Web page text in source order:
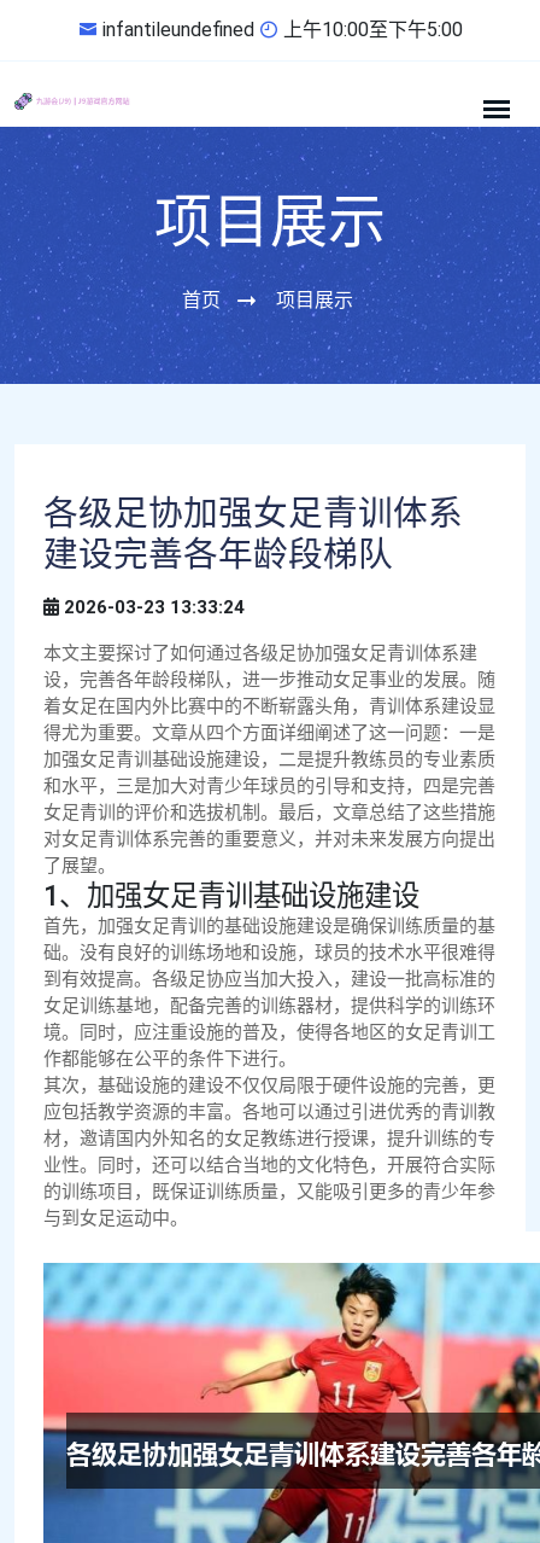
infantileundefined 上午10:00至下午5:00
项目展示
首页 项目展示
各级足协加强女足青训体系
建设完善各年龄段梯队
2026-03-23 13:33:24
本文主要探讨了如何通过各级足协加强女足青训体系建
设，完善各年龄段梯队，进一步推动女足事业的发展。随
着女足在国内外比赛中的不断崭露头角，青训体系建设显
得尤为重要。文章从四个方面详细阐述了这一问题：一是
加强女足青训基础设施建设，二是提升教练员的专业素质
和水平，三是加大对青少年球员的引导和支持，四是完善
女足青训的评价和选拔机制。最后，文章总结了这些措施
对女足青训体系完善的重要意义，并对未来发展方向提出
了展望。
1、加强女足青训基础设施建设
首先，加强女足青训的基础设施建设是确保训练质量的基
础。没有良好的训练场地和设施，球员的技术水平很难得
到有效提高。各级足协应当加大投入，建设一批高标准的
女足训练基地，配备完善的训练器材，提供科学的训练环
境。同时，应注重设施的普及，使得各地区的女足青训工
作都能够在公平的条件下进行。
其次，基础设施的建设不仅仅局限于硬件设施的完善，更
应包括教学资源的丰富。各地可以通过引进优秀的青训教
材，邀请国内外知名的女足教练进行授课，提升训练的专
业性。同时，还可以结合当地的文化特色，开展符合实际
的训练项目，既保证训练质量，又能吸引更多的青少年参
与到女足运动中。